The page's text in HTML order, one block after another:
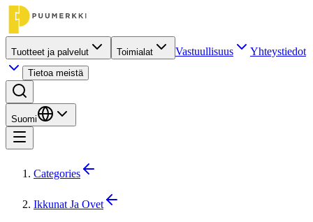
Tuotteet ja palvelut Toimialat Vastuullisuus Yhteystiedot
Tietoa meistä
Suomi
Categories
Ikkunat Ja Ovet